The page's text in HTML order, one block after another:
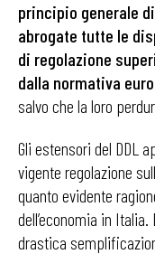
principio generale
abrogate tutte le
di regolazione
dalla normativa
salvo che la loro
Gli estensori del DDL
vigente regolazione
quanto evidente
dell’economia in
drastica